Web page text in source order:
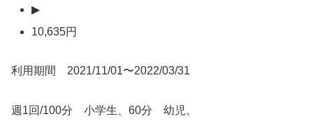
▶
10,635円
利用期間 2021/11/01〜2022/03/31
週1回/100分 小学生、60分 幼児。